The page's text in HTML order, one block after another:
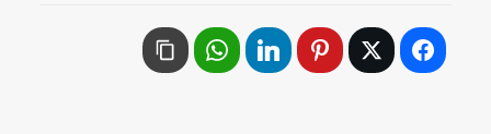
للحركات
السياسية